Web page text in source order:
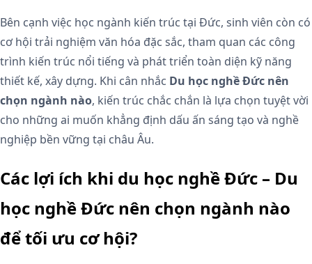
Bên cạnh việc học ngành kiến trúc tại Đức, sinh viên còn có
cơ hội trải nghiệm văn hóa đặc sắc, tham quan các công
trình kiến trúc nổi tiếng và phát triển toàn diện kỹ năng
thiết kế, xây dựng. Khi cân nhắc Du học nghề Đức nên
chọn ngành nào, kiến trúc chắc chắn là lựa chọn tuyệt vời
cho những ai muốn khẳng định dấu ấn sáng tạo và nghề
nghiệp bền vững tại châu Âu.
Các lợi ích khi du học nghề Đức – Du
học nghề Đức nên chọn ngành nào
để tối ưu cơ hội?